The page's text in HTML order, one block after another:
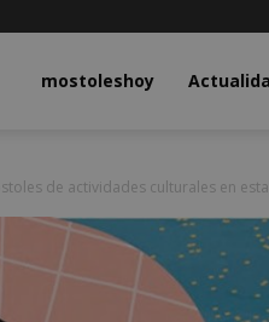
mostoleshoy
de actividades culturales en